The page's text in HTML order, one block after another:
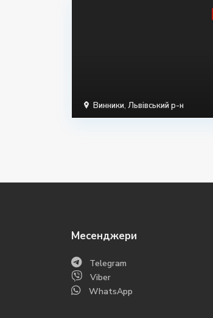
Винники, Львівський р-н
Месенджери
Telegram
Viber
WhatsApp